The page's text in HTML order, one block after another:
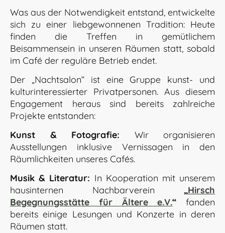
Was aus der Notwendigkeit entstand, entwickelte
sich zu einer liebgewonnenen Tradition: Heute
finden die Treffen in gemütlichem
Beisammensein in unseren Räumen statt, sobald
im Café der reguläre Betrieb endet.
Der „Nachtsalon“ ist eine Gruppe kunst- und
kulturinteressierter Privatpersonen. Aus diesem
Engagement heraus sind bereits zahlreiche
Projekte entstanden:
Kunst & Fotografie: Wir organisieren
Ausstellungen inklusive Vernissagen in den
Räumlichkeiten unseres Cafés.
Musik & Literatur: In Kooperation mit unserem
hausinternen Nachbarverein „Hirsch
Begegnungsstätte für Ältere e.V.“ fanden
bereits einige Lesungen und Konzerte in deren
Räumen statt.